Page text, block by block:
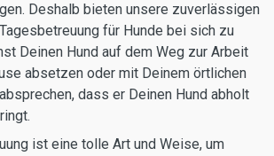
Deshalb bieten unsere zuverlässigen
für Hunde bei sich zu
Deinen Hund auf dem Weg zur Arbeit
absetzen oder mit Deinem örtlichen
dass er Deinen Hund abholt
ist eine tolle Art und Weise, um